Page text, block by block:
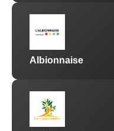
Albionnaise